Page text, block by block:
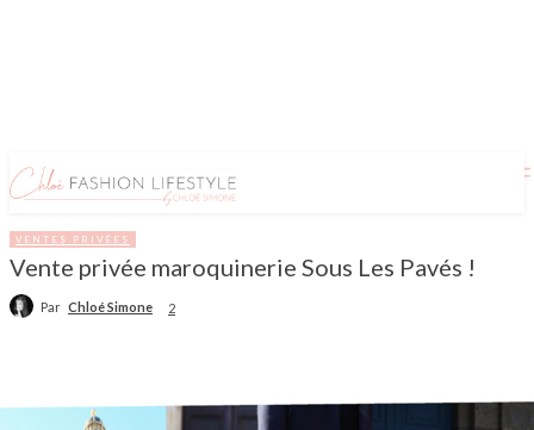
VENTES PRIVÉES
Vente privée maroquinerie Sous Les Pavés !
Par Chloé Simone 2